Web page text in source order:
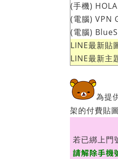
(手機) HOLA
(電腦) VPN
(電腦)
LINE最新貼
LINE最新主
為提
架的付費貼
若已綁上門
請解除手